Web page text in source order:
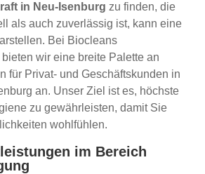
in Neu-Isenburg zu finden, die
als auch zuverlässig ist, kann eine
Bei Biocleans
wir eine breite Palette an
für Privat- und Geschäftskunden in
an. Unser Ziel ist es, höchste
zu gewährleisten, damit Sie
wohlfühlen.
im Bereich